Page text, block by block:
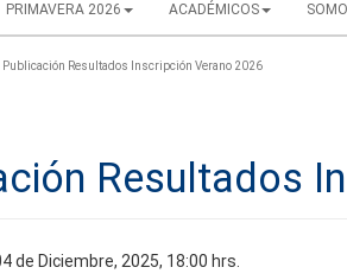
PRIMAVERA 2026
ACADÉMICOS
Publicación Resultados Inscripción Verano 2026
Resultados
de Diciembre, 2025, 18:00 hrs.